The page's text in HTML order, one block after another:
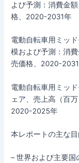
よび予測：消費金
格、2020-2031年
電動自転車用ミッ
模および予測：消
売価格、2020-
電動自転車用ミッ
ェア、売上高（百
2020-2025年
本レポートの主な
– 世界および主要国